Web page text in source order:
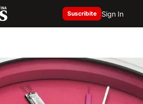
Suscribite Sign In